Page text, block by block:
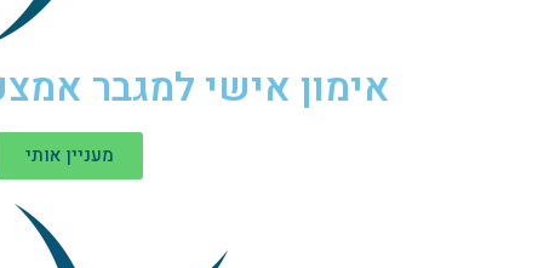
אימון אישי למגבר
מעניין אותי